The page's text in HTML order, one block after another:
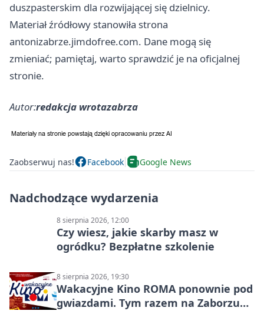
duszpasterskim dla rozwijającej się dzielnicy.
Materiał źródłowy stanowiła strona
antonizabrze.jimdofree.com. Dane mogą się
zmieniać; pamiętaj, warto sprawdzić je na oficjalnej
stronie.
Autor:redakcja wrotazabrza
Zaobserwuj nas! Facebook Google News
Nadchodzące wydarzenia
8 sierpnia 2026, 12:00
Czy wiesz, jakie skarby masz w
ogródku? Bezpłatne szkolenie
8 sierpnia 2026, 19:30
Wakacyjne Kino ROMA ponownie pod
gwiazdami. Tym razem na Zaborzu